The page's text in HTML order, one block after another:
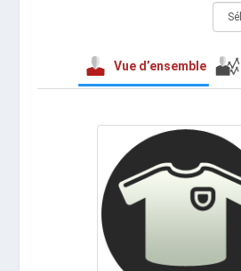
Vue d’ensemble